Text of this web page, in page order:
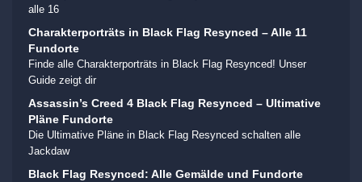
alle 16
Charakterporträts in Black Flag Resynced – Alle 11
Fundorte
Finde alle Charakterporträts in Black Flag Resynced! Unser
Guide zeigt dir
Assassin’s Creed 4 Black Flag Resynced – Ultimative
Pläne Fundorte
Die Ultimative Pläne in Black Flag Resynced schalten alle
Jackdaw
Black Flag Resynced: Alle Gemälde und Fundorte